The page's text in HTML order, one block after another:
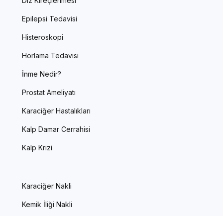
Epilepsi Tedavisi
Histeroskopi
Horlama Tedavisi
İnme Nedir?
Prostat Ameliyatı
Karaciğer Hastalıkları
Kalp Damar Cerrahisi
Kalp Krizi
Karaciğer Nakli
Kemik İliği Nakli